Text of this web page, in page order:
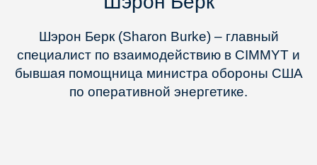
Шэрон Берк (Sharon Burke) – главный
специалист по взаимодействию в CIMMYT и
бывшая помощница министра обороны США
по оперативной энергетике.